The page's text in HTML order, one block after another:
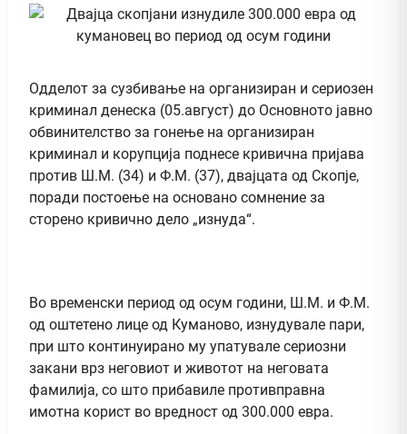
Одделот за сузбивање на организиран и сериозен
криминал денеска (05.август) до Oсновното јавно
обвинителство за гонење на организиран
криминал и корупција поднесе кривична пријава
против Ш.М. (34) и Ф.М. (37), двајцата од Скопје,
поради постоење на основано сомнение за
сторено кривично дело „изнуда“.
Во временски период од осум години, Ш.М. и Ф.М.
од оштетено лице од Куманово, изнудувале пари,
при што континуирано му упатувале сериозни
закани врз неговиот и животот на неговата
фамилија, со што прибавиле противправна
имотна корист во вредност од 300.000 евра.